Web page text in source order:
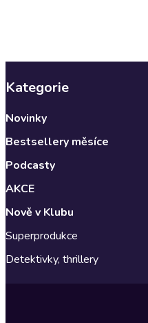
Kategorie
Novinky
Bestsellery měsíce
Podcasty
AKCE
Nově v Klubu
Superprodukce
Detektivky, thrillery